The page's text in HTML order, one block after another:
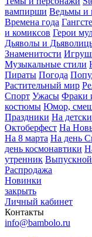
вампирши Ведьмы и
Времена года
и комиксов Герои
Дьяволы и
Знаменитости
Музыкальные стили
Пираты Погода
Растительный мир
Спорт Ужасы Фраки
костюмы Юмор,
Праздники На
Октоберфест На
На 8 марта На день
день космонавтики
утренник Выпускной
Распродажа
Новинки
закрыть
Личный кабинет
Контакты
info@bambolo.ru